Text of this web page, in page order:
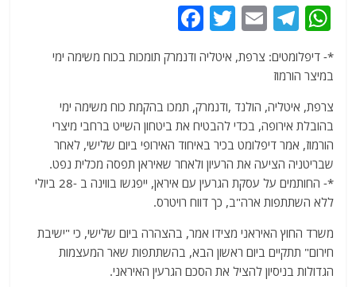
W
h
at
s
A
p
p
T
e
g
ra
m
E
ai
l
T
w
itt
er
c
e
b
o
o
k
*- דיפלומטים: צרפת, איטליה ודנמרק תומכות בכוח משימה ימי
במיצר הורמוז
צרפת, איטליה, הולנד ,ודנמרק, תמכו בהקמת כוח משימה ימי
בהובלת אירופה, בכדי להבטיח את ביטחון השייט ברחבי מיצרי
הורמוז, אמר דיפלומט בכיר באיחוד האירופי ביום שלישי, לאחר
שבריטניה הציעה את הרעיון ולאחר שאיראן תפסה מכלית נפט.
*- החותמים על עסקת הגרעין עם איראן, ייפגשו בווינה ב -28 ביולי
ללא השתתפות ארה"ב, כך דווח רויטרס.
משרד החוץ האיראני מצידו אמר, בהצהרה ביום שלישי, כי "ישיבת
חירום" תתקיים ביום ראשון הבא, בהשתתפות שאר המעצמות
הגדולות בניסיון להציל את הסכם הגרעין האיראני.